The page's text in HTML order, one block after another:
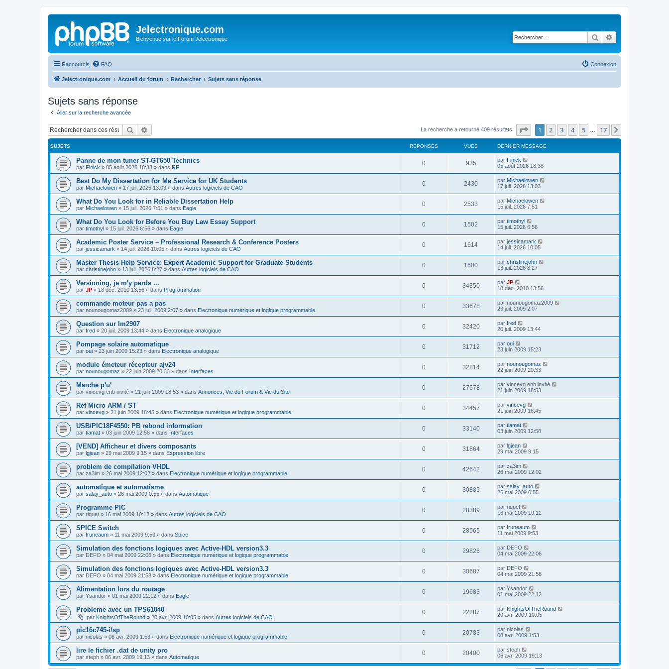
Jelectronique.com
Bienvenue sur le Forum Jelectronique Rechercher
Raccourcis FAQ Connexion
Jelectronique.com Accueil du forum Rechercher Sujets sans réponse
Sujets sans réponse
Aller sur la recherche avancée
Rechercher La recherche a retourné 409 résultats Page sur17
1 2 3 4 5 17
SUJETS RÉPONSES VUES DERNIER MESSAGE
Panne de mon tuner ST-GT650 Technics
par Finick » 05 août 2026 18:38 » dans RF
0 935 par Finick
05 août 2026 18:38
Best Do My Dissertation for Me Service for UK Students
par Michaelowen » 17 juil. 2026 13:03 » dans Autres logiciels de CAO
0 2430 par Michaelowen
17 juil. 2026 13:03
What Do You Look for in Reliable Dissertation Help
par Michaelowen » 15 juil. 2026 7:51 » dans Eagle
0 2533 par Michaelowen
15 juil. 2026 7:51
What Do You Look for Before You Buy Law Essay Support
par timothyl » 15 juil. 2026 6:56 » dans Eagle
0 1502 par timothyl
15 juil. 2026 6:56
Academic Poster Service – Professional Research & Conference Posters
par jessicamark » 14 juil. 2026 10:05 » dans Autres logiciels de CAO
0 1614 par jessicamark
14 juil. 2026 10:05
Master Thesis Help Service: Expert Academic Support for Graduate Students
par christinejohn » 13 juil. 2026 8:27 » dans Autres logiciels de CAO
0 1500 par christinejohn
13 juil. 2026 8:27
Versioning, je m'y perds ...
par JP » 18 déc. 2010 13:56 » dans Programmation
0 34350 par JP
18 déc. 2010 13:56
commande moteur pas a pas
par nounougomaz2009 » 23 juil. 2009 2:07 » dans Electronique numérique et logique programmable
0 33678 par nounougomaz2009
23 juil. 2009 2:07
Question sur lm2907
par fred » 20 juil. 2009 13:44 » dans Electronique analogique
0 32420 par fred
20 juil. 2009 13:44
Pompage solaire automatique
par oui » 23 juin 2009 15:23 » dans Electronique analogique
0 31712 par oui
23 juin 2009 15:23
module émeteur récepteur ajv24
par nounougomaz » 22 juin 2009 20:33 » dans Interfaces
0 32814 par nounougomaz
22 juin 2009 20:33
Marche p'u'
par vincevg enb invité » 21 juin 2009 18:53 » dans Annonces, Vie du Forum & Vie du Site
0 27578 par vincevg enb invité
21 juin 2009 18:53
Ref Micro ARM / ST
par vincevg » 21 juin 2009 18:45 » dans Electronique numérique et logique programmable
0 34457 par vincevg
21 juin 2009 18:45
USB/PIC18F4550: PB rebond information
par tiamat » 03 juin 2009 12:58 » dans Interfaces
0 33140 par tiamat
03 juin 2009 12:58
[VEND] Afficheur et divers composants
par lgjean » 29 mai 2009 9:15 » dans Expression libre
0 31864 par lgjean
29 mai 2009 9:15
problem de compilation VHDL
par za3im » 26 mai 2009 12:02 » dans Electronique numérique et logique programmable
0 42642 par za3im
26 mai 2009 12:02
automatique et automatisme
par salay_auto » 26 mai 2009 0:55 » dans Automatique
0 30885 par salay_auto
26 mai 2009 0:55
Programme PIC
par riquet » 16 mai 2009 10:12 » dans Autres logiciels de CAO
0 28389 par riquet
16 mai 2009 10:12
SPICE Switch
par fruneaum » 11 mai 2009 9:53 » dans Spice
0 28565 par fruneaum
11 mai 2009 9:53
Simulation des fonctions logiques avec Active-HDL version3.3
par DEFO » 04 mai 2009 22:06 » dans Electronique numérique et logique programmable
0 29826 par DEFO
04 mai 2009 22:06
Simulation des fonctions logiques avec Active-HDL version3.3
par DEFO » 04 mai 2009 21:58 » dans Electronique numérique et logique programmable
0 30687 par DEFO
04 mai 2009 21:58
Alimentation lors du routage
par Ysandor » 01 mai 2009 22:12 » dans Eagle
0 19683 par Ysandor
01 mai 2009 22:12
Probleme avec un TPS61040
par KnightsOfTheRound » 20 avr. 2009 10:05 » dans Autres logiciels de CAO
0 22287 par KnightsOfTheRound
20 avr. 2009 10:05
pic16c745-i/sp
par nicolas » 08 avr. 2009 1:53 » dans Electronique numérique et logique programmable
0 20783 par nicolas
08 avr. 2009 1:53
lire le fichier .dat de unity pro
par steph » 06 avr. 2009 19:13 » dans Automatique
0 20400 par steph
06 avr. 2009 19:13